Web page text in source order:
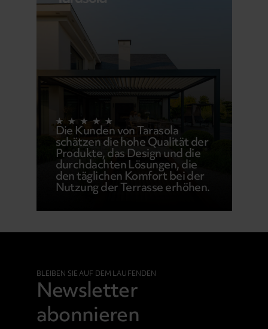
Die Kunden von Tarasola
schätzen die hohe Qualität der
Produkte, das Design und die
durchdachten Lösungen, die
den täglichen Komfort bei der
Nutzung der Terrasse erhöhen.
BLEIBEN SIE AUF DEM LAUFENDEN
Newsletter
abonnieren